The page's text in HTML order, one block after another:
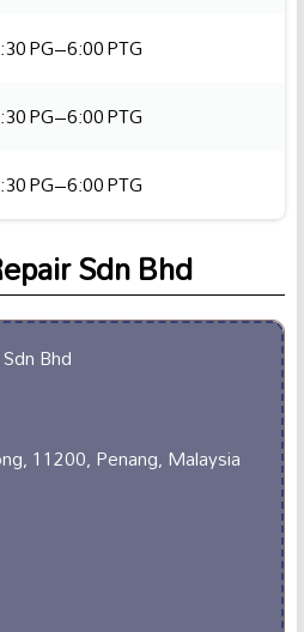
PG–6:00 PTG
PG–6:00 PTG
PG–6:00 PTG
Sdn Bhd
11200, Penang, Malaysia